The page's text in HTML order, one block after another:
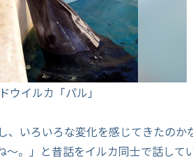
ウイルカ「パル」
、いろいろな変化を感じてきたのか
～。」と昔話をイルカ同士で話して